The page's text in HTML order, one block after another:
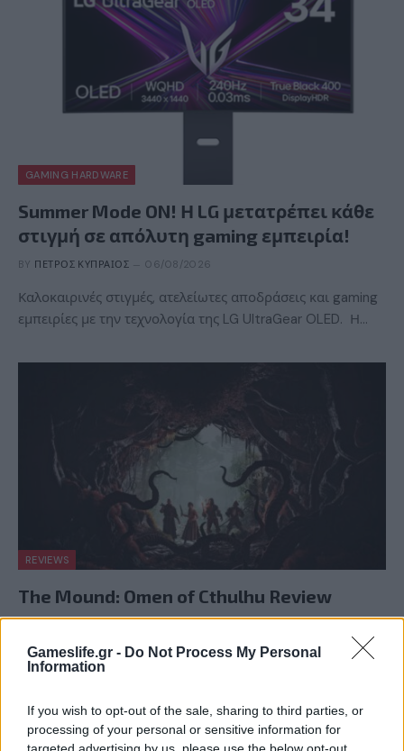
Gameslife.gr - Do Not Process My Personal
Information
If you wish to opt-out of the sale, sharing to third parties, or
processing of your personal or sensitive information for
GAMING HARDWARE
Summer Mode ON! Η LG μετατρέπει κάθε
στιγμή σε απόλυτη gaming εμπειρία!
BY ΠΈΤΡΟΣ ΚΥΠΡΑΊΟΣ 06/08/2026
Καλοκαιρινές στιγμές, ατελείωτες αποδράσεις και gaming
εμπειρίες με την τεχνολογία της LG UltraGear OLED. Η…
REVIEWS
The Mound: Omen of Cthulhu Review
Η ACE Team δεν ήταν ποτέ ένα στούντιο που